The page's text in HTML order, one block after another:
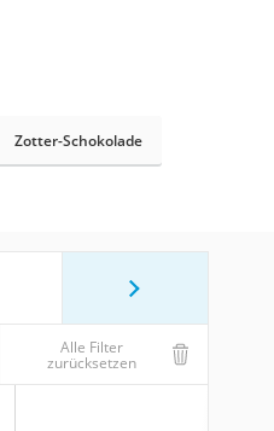
Zotter-Schokolade
Alle Filter
zurücksetzen